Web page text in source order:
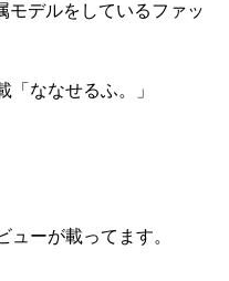
モデルをしているファッ
「ななせるふ。」
ューが載ってます。